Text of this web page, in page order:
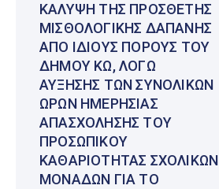
ΚΆΛΥΨΗ ΤΗΣ ΠΡΌΣΘΕΤΗΣ
ΜΙΣΘΟΛΟΓΙΚΉΣ ΔΑΠΆΝΗΣ
ΑΠΌ ΊΔΙΟΥΣ ΠΌΡΟΥΣ ΤΟΥ
ΔΉΜΟΥ ΚΩ, ΛΌΓΩ
ΑΎΞΗΣΗΣ ΤΩΝ ΣΥΝΟΛΙΚΏΝ
ΩΡΏΝ ΗΜΕΡΉΣΙΑΣ
ΑΠΑΣΧΌΛΗΣΗΣ ΤΟΥ
ΠΡΟΣΩΠΙΚΟΎ
ΚΑΘΑΡΙΌΤΗΤΑΣ ΣΧΟΛΙΚΏΝ
ΜΟΝΆΔΩΝ ΓΙΑ ΤΟ